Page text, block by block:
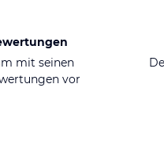
mit seinen
vor